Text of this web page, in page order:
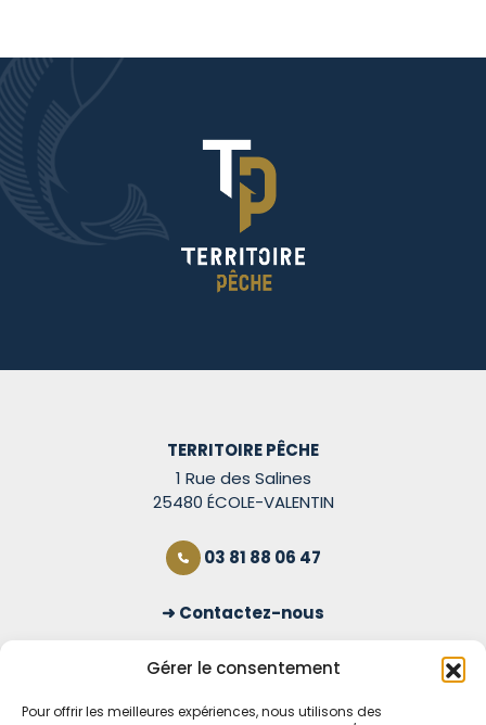
Gérer le consentement
Pour offrir les meilleures expériences, nous utilisons des
TERRITOIRE PÊCHE
1 Rue des Salines
25480 ÉCOLE-VALENTIN
03 81 88 06 47
Contactez-nous